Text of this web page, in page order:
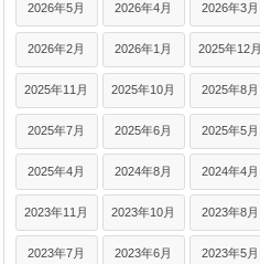
2026年5月 2026年4月 2026年3月
2026年2月 2026年1月 2025年12月
2025年11月 2025年10月 2025年8月
2025年7月 2025年6月 2025年5月
2025年4月 2024年8月 2024年4月
2023年11月 2023年10月 2023年8月
2023年7月 2023年6月 2023年5月